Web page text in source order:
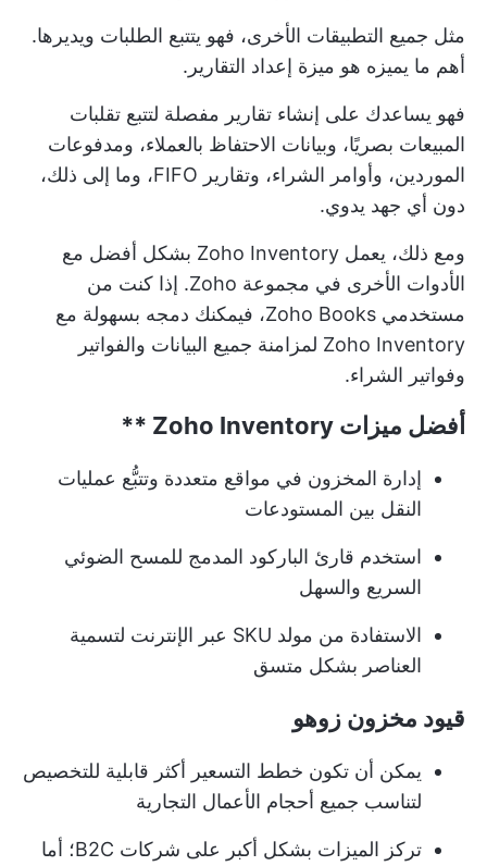
مثل جميع التطبيقات الأخرى، فهو يتتبع الطلبات ويديرها.
أهم ما يميزه هو ميزة إعداد التقارير.
فهو يساعدك على إنشاء تقارير مفصلة لتتبع تقلبات
المبيعات بصريًا، وبيانات الاحتفاظ بالعملاء، ومدفوعات
الموردين، وأوامر الشراء، وتقارير FIFO، وما إلى ذلك،
دون أي جهد يدوي.
ومع ذلك، يعمل Zoho Inventory بشكل أفضل مع
الأدوات الأخرى في مجموعة Zoho. إذا كنت من
مستخدمي Zoho Books، فيمكنك دمجه بسهولة مع
Zoho Inventory لمزامنة جميع البيانات والفواتير
وفواتير الشراء.
أفضل ميزات Zoho Inventory **
إدارة المخزون في مواقع متعددة وتتبُّع عمليات
النقل بين المستودعات
استخدم قارئ الباركود المدمج للمسح الضوئي
السريع والسهل
الاستفادة من مولد SKU عبر الإنترنت لتسمية
العناصر بشكل متسق
قيود مخزون زوهو
يمكن أن تكون خطط التسعير أكثر قابلية للتخصيص
لتناسب جميع أحجام الأعمال التجارية
تركز الميزات بشكل أكبر على شركات B2C؛ أما